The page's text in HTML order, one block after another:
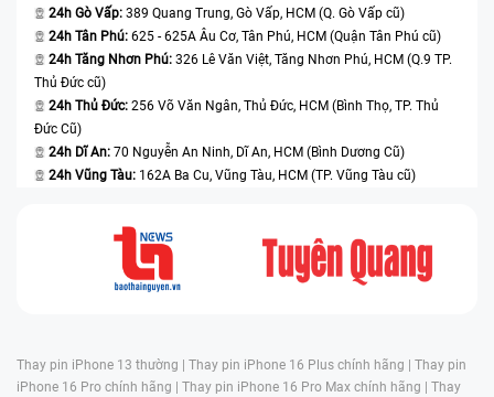
24h Gò Vấp: 389 Quang Trung, Gò Vấp, HCM (Q. Gò Vấp cũ)
24h Tân Phú: 625 - 625A Âu Cơ, Tân Phú, HCM (Quận Tân Phú cũ)
24h Tăng Nhơn Phú: 326 Lê Văn Việt, Tăng Nhơn Phú, HCM (Q.9 TP.
Thủ Đức cũ)
24h Thủ Đức: 256 Võ Văn Ngân, Thủ Đức, HCM (Bình Thọ, TP. Thủ
Đức Cũ)
24h Dĩ An: 70 Nguyễn An Ninh, Dĩ An, HCM (Bình Dương Cũ)
24h Vũng Tàu: 162A Ba Cu, Vũng Tàu, HCM (TP. Vũng Tàu cũ)
Thay pin iPhone 13 thường | Thay pin iPhone 16 Plus chính hãng | Thay pin
iPhone 16 Pro chính hãng | Thay pin iPhone 16 Pro Max chính hãng | Thay